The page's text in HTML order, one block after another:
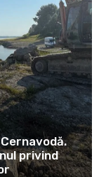
privind